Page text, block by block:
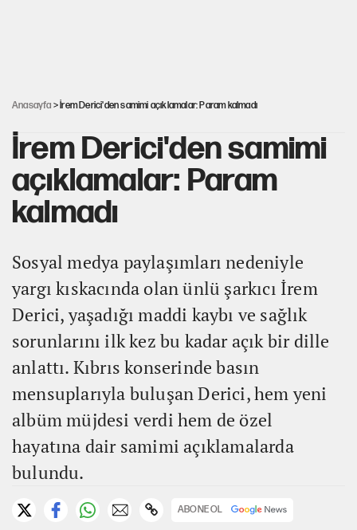
Anasayfa > İrem Derici'den samimi açıklamalar: Param kalmadı
İrem Derici'den samimi
açıklamalar: Param
kalmadı
Sosyal medya paylaşımları nedeniyle
yargı kıskacında olan ünlü şarkıcı İrem
Derici, yaşadığı maddi kaybı ve sağlık
sorunlarını ilk kez bu kadar açık bir dille
anlattı. Kıbrıs konserinde basın
mensuplarıyla buluşan Derici, hem yeni
albüm müjdesi verdi hem de özel
hayatına dair samimi açıklamalarda
bulundu.
ABONE OL